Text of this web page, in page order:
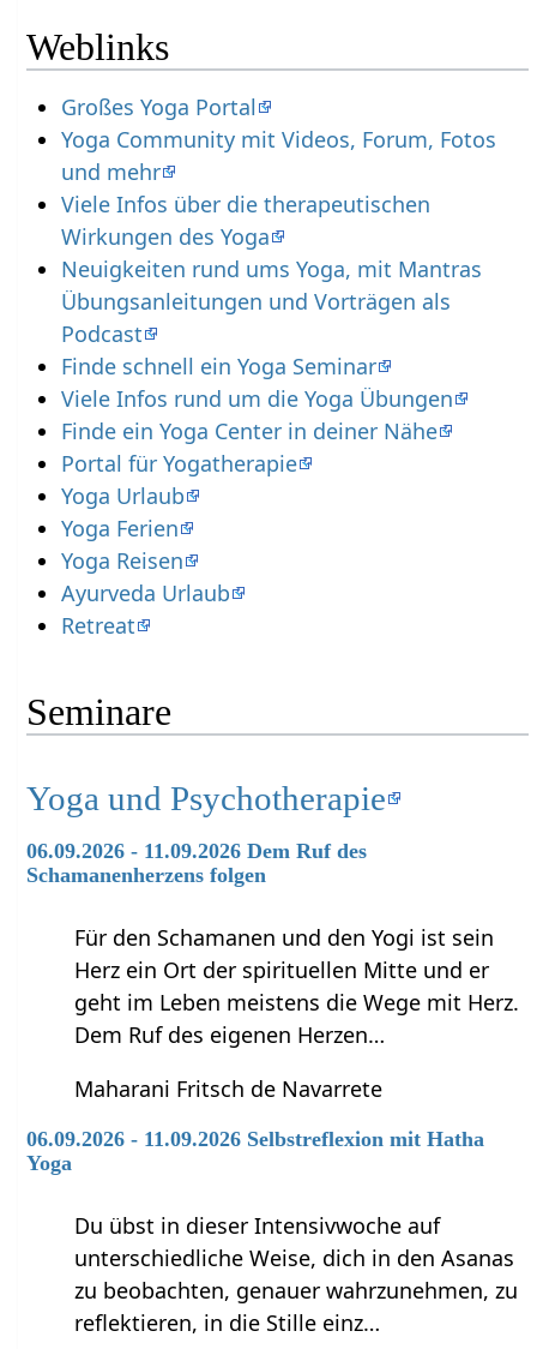
Weblinks
Großes Yoga Portal
Yoga Community mit Videos, Forum, Fotos
und mehr
Viele Infos über die therapeutischen
Wirkungen des Yoga
Neuigkeiten rund ums Yoga, mit Mantras
Übungsanleitungen und Vorträgen als
Podcast
Finde schnell ein Yoga Seminar
Viele Infos rund um die Yoga Übungen
Finde ein Yoga Center in deiner Nähe
Portal für Yogatherapie
Yoga Urlaub
Yoga Ferien
Yoga Reisen
Ayurveda Urlaub
Retreat
Seminare
Yoga und Psychotherapie
06.09.2026 - 11.09.2026 Dem Ruf des
Schamanenherzens folgen
Für den Schamanen und den Yogi ist sein
Herz ein Ort der spirituellen Mitte und er
geht im Leben meistens die Wege mit Herz.
Dem Ruf des eigenen Herzen…
Maharani Fritsch de Navarrete
06.09.2026 - 11.09.2026 Selbstreflexion mit Hatha
Yoga
Du übst in dieser Intensivwoche auf
unterschiedliche Weise, dich in den Asanas
zu beobachten, genauer wahrzunehmen, zu
reflektieren, in die Stille einz…